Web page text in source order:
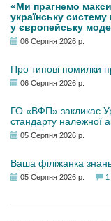
«Ми прагнемо
українську систему
у європейську
06 Серпня 2026 р.
Про типові помилки
06 Серпня 2026 р.
ГО «ВФП» закликає
стандарту належної
05 Серпня 2026 р.
Ваша філіжанка
05 Серпня 2026 р. 1